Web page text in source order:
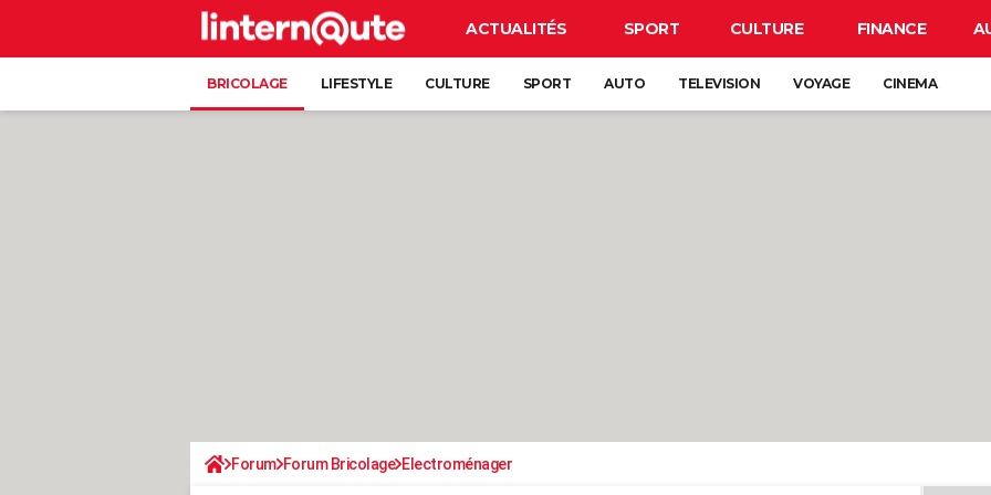
ACTUALITÉS SPORT CULTURE FINANCE
BRICOLAGE LIFESTYLE CULTURE SPORT AUTO TELEVISION VOYAGE CINEMA
Forum Forum Bricolage Electroménager